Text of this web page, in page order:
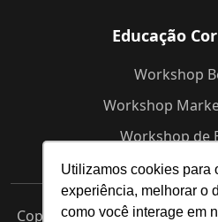
Utilizamos cookies para
experiência, melhorar o
como você interage em
Educação
Workshop
Workshop
Workshop de
Copyright © 2025 Beatz -